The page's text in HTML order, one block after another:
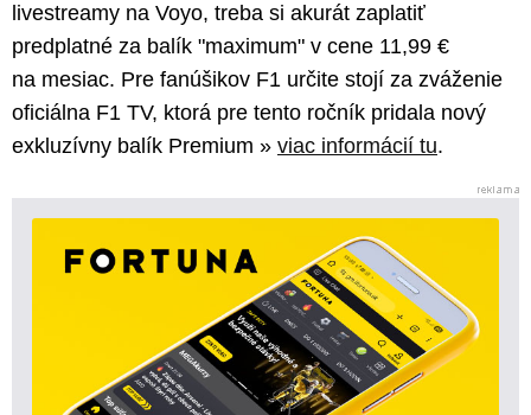
livestreamy na Voyo, treba si akurát zaplatiť
predplatné za balík "maximum" v cene 11,99 €
na mesiac. Pre fanúšikov F1 určite stojí za zváženie
oficiálna F1 TV, ktorá pre tento ročník pridala nový
exkluzívny balík Premium » viac informácií tu.